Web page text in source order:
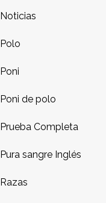
Noticias
Polo
Poni
Poni de polo
Prueba Completa
Pura sangre Inglés
Razas